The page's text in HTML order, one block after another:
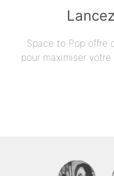
Space to Pop offre
pour maximiser